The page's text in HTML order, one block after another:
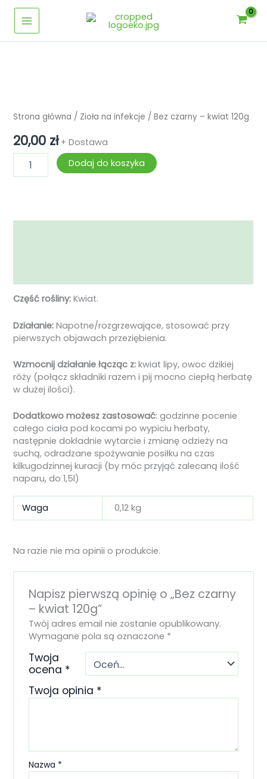
Przejdź
treści
Main
Menu
Strona główna / Zioła na infekcje / Bez czarny – kwiat 120g
20,00 zł + Dostawa
czarny
-
kwiat
120g
Dodaj do koszyka
Część rośliny:Kwiat.
Działanie:Napotne/rozgrzewające, stosować przy
pierwszych objawach przeziębienia.
Wzmocnij działanie łącząc z:kwiat lipy, owoc dzikiej
róży (połącz składniki razem i pij mocno ciepłą herbatę
w dużej ilości).
Dodatkowo możesz zastosować: godzinne pocenie
całego ciała pod kocami po wypiciu herbaty,
następnie dokładnie wytarcie i zmianę odzieży na
suchą, odradzane spożywanie posiłku na czas
kilkugodzinnej kuracji (by móc przyjąć zalecaną ilość
naparu, do 1,5l)
Waga 0,12 kg
Na razie nie ma opinii o produkcie.
Napisz pierwszą opinię o „Bez czarny
– kwiat 120g”
Twój adres email nie zostanie opublikowany.
Wymagane pola są oznaczone *
Twoja
ocena *
Twoja opinia *
Nazwa *
-
kwiat
120g